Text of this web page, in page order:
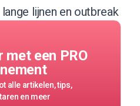
lijnen en outbreak
met een PRO
alle artikelen, tips,
en meer